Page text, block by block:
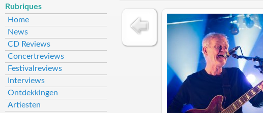
Rubriques
Home
News
CD Reviews
Concertreviews
Festivalreviews
Interviews
Ontdekkingen
Artiesten